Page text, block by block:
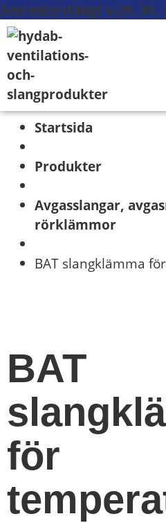
Semesterstängt v.29, 30,
Startsida
Produkter
Avgasslangar,
rörklämmor
BAT slangklämma
BAT
för